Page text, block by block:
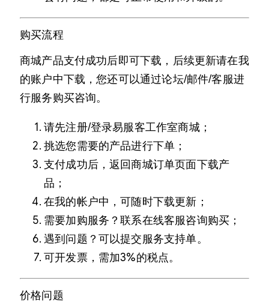
购买流程
商城产品支付成功后即可下载，后续更新请在我
的账户中下载，您还可以通过论坛/邮件/客服进
行服务购买咨询。
请先注册/登录易服客工作室商城；
挑选您需要的产品进行下单；
支付成功后，返回商城订单页面下载产
品；
在我的帐户中，可随时下载更新；
需要加购服务？联系在线客服咨询购买；
遇到问题？可以提交服务支持单。
可开发票，需加3%的税点。
价格问题